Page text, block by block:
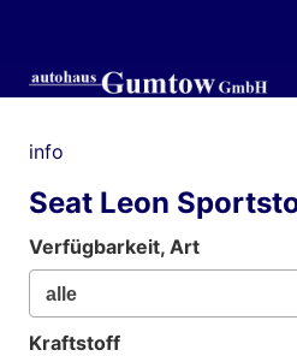
info
Seat Leon
Verfügbarkeit, Art
Kraftstoff